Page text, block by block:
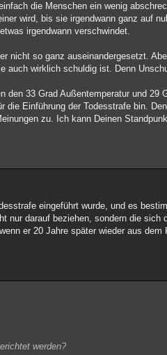
die Menschen ein wenig
wird, bis sie irgendwann ganz auf
irgendwann verschwindet.
nicht so ganz auseinandergesetzt.
auch wirklich schuldig ist. Denn
den 33 Grad Außentemperatur und 29
Einführung der Todesstrafe bin.
zu. Ich kann Deinen
eingeführt wurde, und es
nur darauf beziehen, sondern die sich
er 20 Jahre später wieder aus dem
werden?